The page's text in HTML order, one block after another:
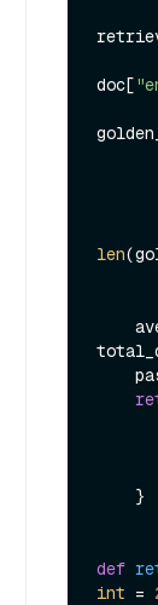
doc[
len
def
int =